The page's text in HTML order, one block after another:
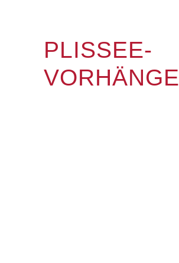
PLISSEE-
VORHÄNGE